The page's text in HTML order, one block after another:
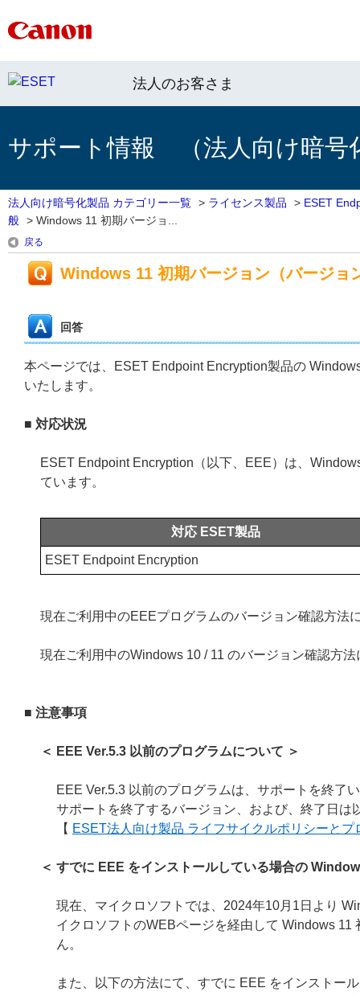
法人のお客さま
サポート情報 （法人向け暗号
法人向け暗号化製品 カテゴリー一覧 > ライセンス製品 > ESET
般 > Windows 11 初期バージョ...
戻る
Windows 11 初期バージョン（バージョ
回答
本ページでは、ESET Endpoint Encryption製品の
いたします。
■ 対応状況
ESET Endpoint Encryption（以下、EEE）は、
ています。
対応 ESET製品
ESET Endpoint Encryption
現在ご利用中のEEEプログラムのバージョン確認方法
現在ご利用中のWindows 10 / 11 のバージョン確認方
■ 注意事項
＜ EEE Ver.5.3 以前のプログラムについて ＞
EEE Ver.5.3 以前のプログラムは、サポートを終了
サポートを終了するバージョン、および、終了日
【 ESET法人向け製品 ライフサイクルポリシーと
＜ すでに EEE をインストールしている場合の
現在、マイクロソフトでは、2024年10月1日より
イクロソフトのWEBページを経由して Windows
ん。
また、以下の方法にて、すでに EEE をインストー